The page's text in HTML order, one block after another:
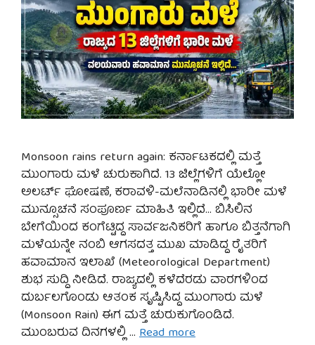
Monsoon rains return again: ಕರ್ನಾಟಕದಲ್ಲಿ ಮತ್ತೆ
ಮುಂಗಾರು ಮಳೆ ಚುರುಕಾಗಿದೆ. 13 ಜಿಲ್ಲೆಗಳಿಗೆ ಯೆಲ್ಲೋ
ಅಲರ್ಟ್ ಘೋಷಣೆ, ಕರಾವಳಿ-ಮಲೆನಾಡಿನಲ್ಲಿ ಭಾರೀ ಮಳೆ
ಮುನ್ಸೂಚನೆ ಸಂಪೂರ್ಣ ಮಾಹಿತಿ ಇಲ್ಲಿದೆ… ಬಿಸಿಲಿನ
ಬೇಗೆಯಿಂದ ಕಂಗೆಟ್ಟಿದ್ದ ಸಾರ್ವಜನಿಕರಿಗೆ ಹಾಗೂ ಬಿತ್ತನೆಗಾಗಿ
ಮಳೆಯನ್ನೇ ನಂಬಿ ಆಗಸದತ್ತ ಮುಖ ಮಾಡಿದ್ದ ರೈತರಿಗೆ
ಹವಾಮಾನ ಇಲಾಖೆ (Meteorological Department)
ಶುಭ ಸುದ್ದಿ ನೀಡಿದೆ. ರಾಜ್ಯದಲ್ಲಿ ಕಳೆದೆರಡು ವಾರಗಳಿಂದ
ದುರ್ಬಲಗೊಂಡು ಆತಂಕ ಸೃಷ್ಟಿಸಿದ್ದ ಮುಂಗಾರು ಮಳೆ
(Monsoon Rain) ಈಗ ಮತ್ತೆ ಚುರುಕುಗೊಂಡಿದೆ.
ಮುಂಬರುವ ದಿನಗಳಲ್ಲಿ … Read more